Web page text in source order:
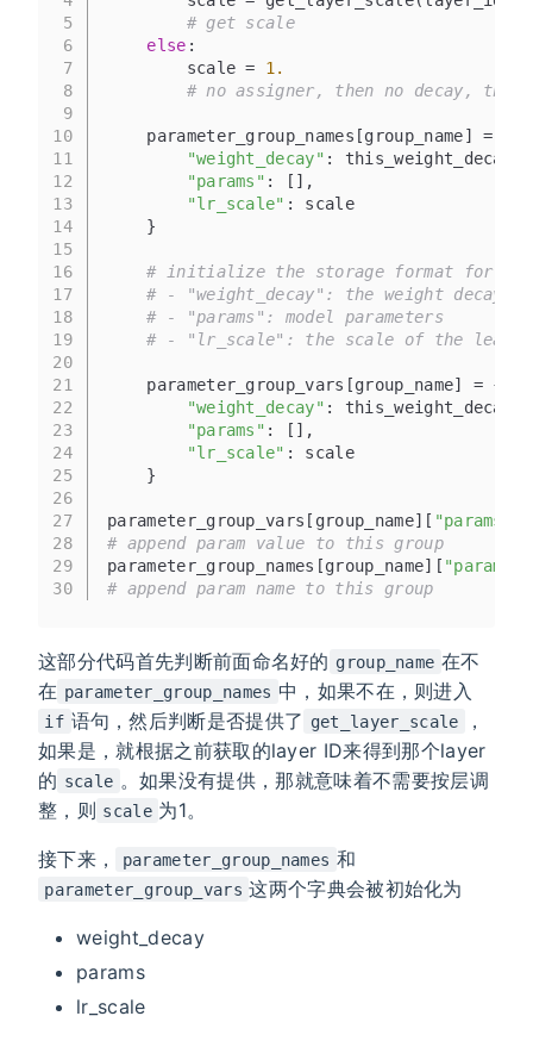
5
6
7
8
9
10
11
12
13
14
15
16
17
18
19
20
21
22
23
24
25
26
27
28
29
30
# get scale
else :
        scale =
1.
# no assigner, then no decay, the
    parameter_group_names[group_name] = {
"weight_decay" : this_weight_decay,
"params" : [],
"lr_scale" : scale
    }
# initialize the storage format for a
# - "weight_decay": the weight decay
# - "params": model parameters
# - "lr_scale": the scale of the
    parameter_group_vars[group_name] = {
"weight_decay" : this_weight_decay,
"params" : [],
"lr_scale" : scale
    }
parameter_group_vars[group_name][ "params"
# append param value to this group
parameter_group_names[group_name][ "params"
# append param name to this group
这部分代码首先判断前面命名好的 group_name 在不
在 parameter_group_names 中，如果不在，则进入
if 语句，然后判断是否提供了 get_layer_scale
，
如果是，就根据之前获取的layer ID来得到那个layer
的 scale 。如果没有提供，那就意味着不需要按层调
整，则 scale 为1。
接下来， parameter_group_names 和
parameter_group_vars 这两个字典会被初始化为
weight_decay
params
lr_scale